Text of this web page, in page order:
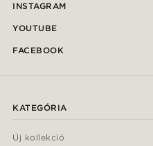
INSTAGRAM
YOUTUBE
FACEBOOK
KATEGÓRIA
Új kollekció